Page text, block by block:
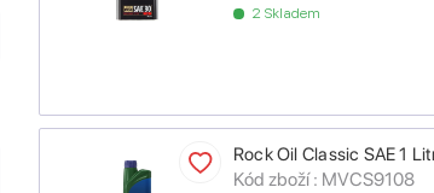
2 Skladem
Rock Oil Classic SAE 1
Kód zboží : MVCS9108